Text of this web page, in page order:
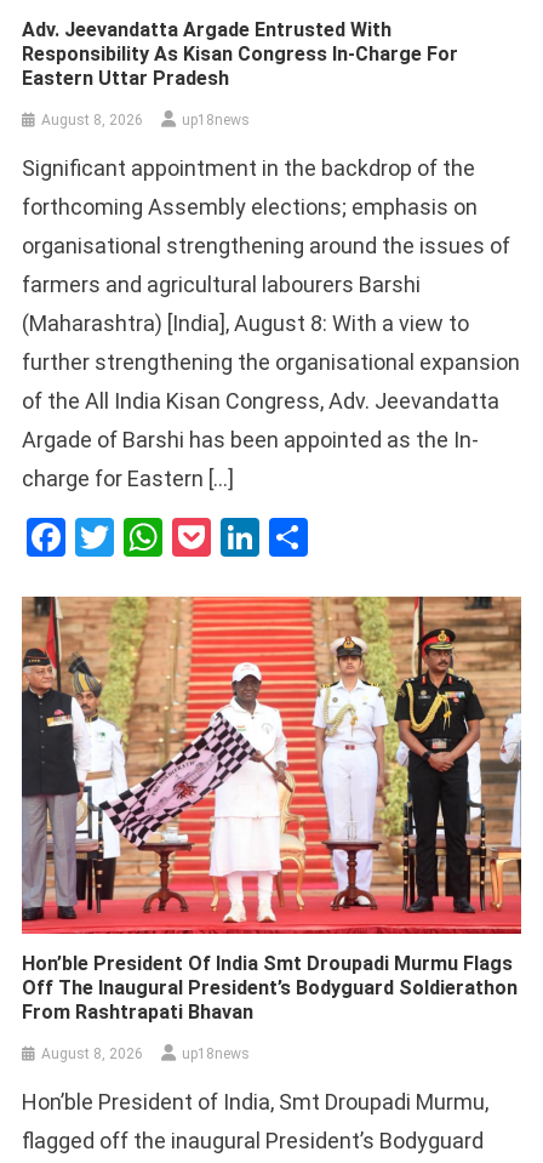
Adv. Jeevandatta Argade Entrusted With
Responsibility As Kisan Congress In-Charge For
Eastern Uttar Pradesh
August 8, 2026 up18news
Significant appointment in the backdrop of the
forthcoming Assembly elections; emphasis on
organisational strengthening around the issues of
farmers and agricultural labourers Barshi
(Maharashtra) [India], August 8: With a view to
further strengthening the organisational expansion
of the All India Kisan Congress, Adv. Jeevandatta
Argade of Barshi has been appointed as the In-
charge for Eastern […]
Facebook
Twitter
WhatsApp
PocketLinkedIn
Hon’ble President Of India Smt Droupadi Murmu Flags
Off The Inaugural President’s Bodyguard Soldierathon
From Rashtrapati Bhavan
August 8, 2026 up18news
Hon’ble President of India, Smt Droupadi Murmu,
flagged off the inaugural President’s Bodyguard